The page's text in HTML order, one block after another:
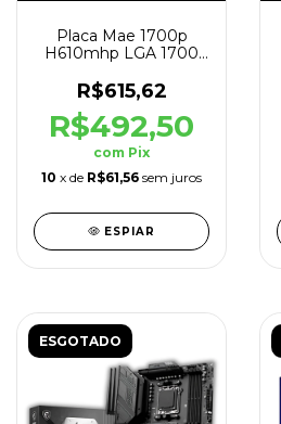
Placa Mae 1700p
H610mhp LGA 1700
Preto
R$615,62
R$492,50
com Pix
10 x de R$61,56 sem juros
ESPIAR
ESGOTADO